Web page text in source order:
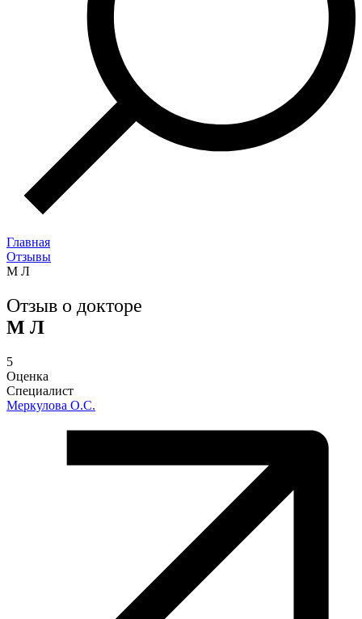
Главная
Отзывы
М Л
Отзыв о докторе
М Л
5
Оценка
Специалист
Меркулова О.С.